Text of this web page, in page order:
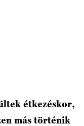
étkezéskor,
más történik